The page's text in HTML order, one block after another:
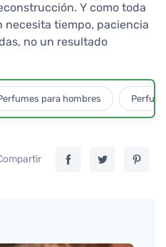
Y como toda
necesita tiempo, paciencia
no un resultado
para hombres